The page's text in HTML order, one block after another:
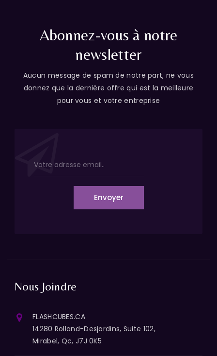
Abonnez-vous à notre
newsletter
Aucun message de spam de notre part, ne vous
donnez que la dernière offre qui est la meilleure
pour vous et votre entreprise
Envoyer
Nous Joindre
FLASHCUBES.CA
14280 Rolland-Desjardins, Suite 102,
Mirabel, Qc, J7J 0K5